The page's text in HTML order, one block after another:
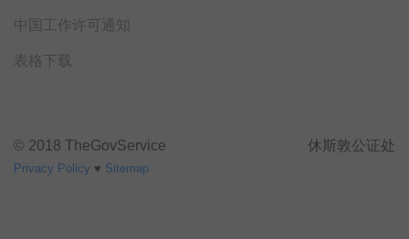
中国工作许可通知
表格下载
© 2018 TheGovService
Privacy Policy ♥ Sitemap
休斯敦公证处